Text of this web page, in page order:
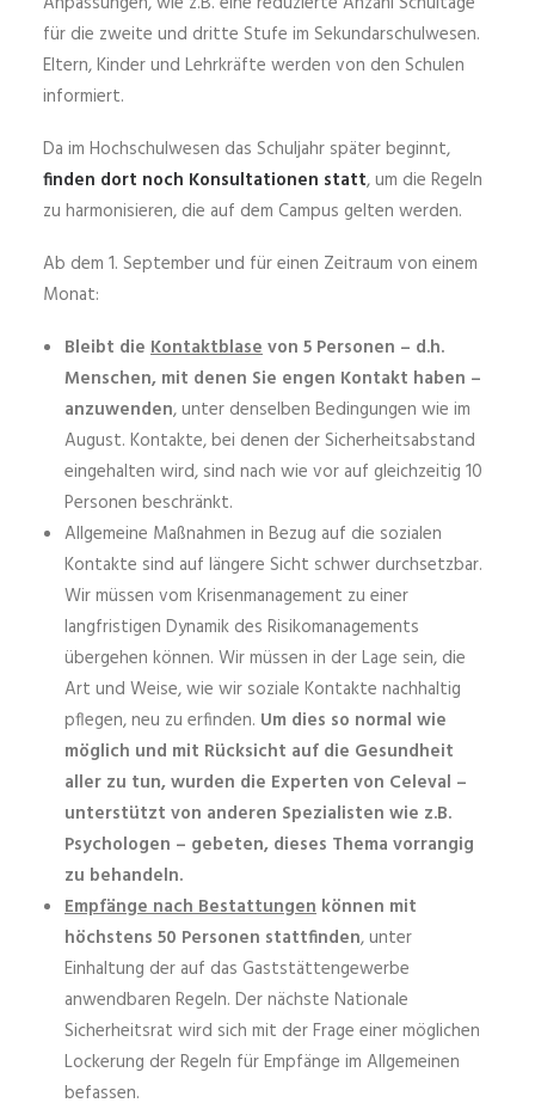
für die zweite und dritte Stufe im Sekundarschulwesen.
Eltern, Kinder und Lehrkräfte werden von den Schulen
informiert.
Da im Hochschulwesen das Schuljahr später beginnt,
finden dort noch Konsultationen statt, um die Regeln
zu harmonisieren, die auf dem Campus gelten werden.
Ab dem 1. September und für einen Zeitraum von einem
Monat:
Bleibt die Kontaktblasevon 5 Personen – d.h.
Menschen, mit denen Sie engen Kontakt haben –
anzuwenden, unter denselben Bedingungen wie im
August. Kontakte, bei denen der Sicherheitsabstand
eingehalten wird, sind nach wie vor auf gleichzeitig 10
Personen beschränkt.
Allgemeine Maßnahmen in Bezug auf die sozialen
Kontakte sind auf längere Sicht schwer durchsetzbar.
Wir müssen vom Krisenmanagement zu einer
langfristigen Dynamik des Risiko­managements
übergehen können. Wir müssen in der Lage sein, die
Art und Weise, wie wir soziale Kontakte nachhaltig
pflegen, neu zu erfinden. Um dies so normal wie
möglich und mit Rücksicht auf die Gesundheit
aller zu tun, wurden die Experten von Celeval –
unterstützt von anderen Spezialisten wie z.B.
Psychologen – gebeten, dieses Thema vorrangig
zu behandeln.
Empfänge nach Bestattungen können mit
höchstens 50 Personen stattfinden, unter
Einhaltung der auf das Gaststättengewerbe
anwendbaren Regeln. Der nächste Nationale
Sicherheitsrat wird sich mit der Frage einer möglichen
Lockerung der Regeln für Empfänge im Allgemeinen
befassen.